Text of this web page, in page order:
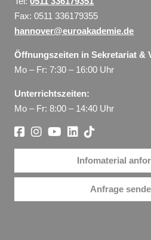
Fax: 0511 336179355
hannover@euroakademie.de
Öffnungszeiten in Sekretariat &
Mo – Fr: 7:30 – 16:00 Uhr
Unterrichtszeiten:
Mo – Fr: 8:00 – 14:40 Uhr
Infomaterial
Anfrage